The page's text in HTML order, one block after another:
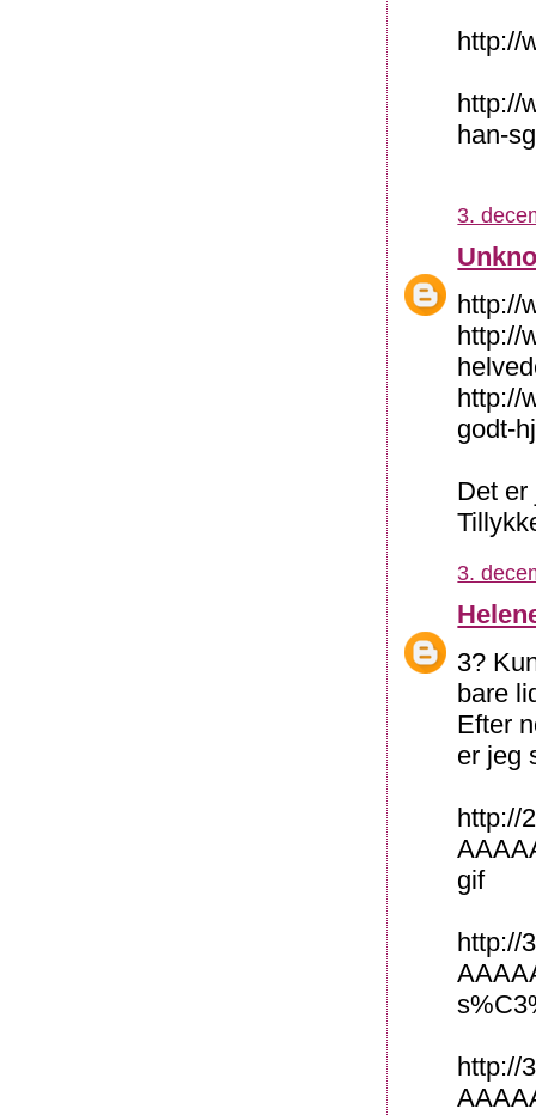
http://
http://
han-
3.
http://
http://
http://
godt-
Det
3.
3?
bare
Efter
er jeg
http://
gif
http://
http://